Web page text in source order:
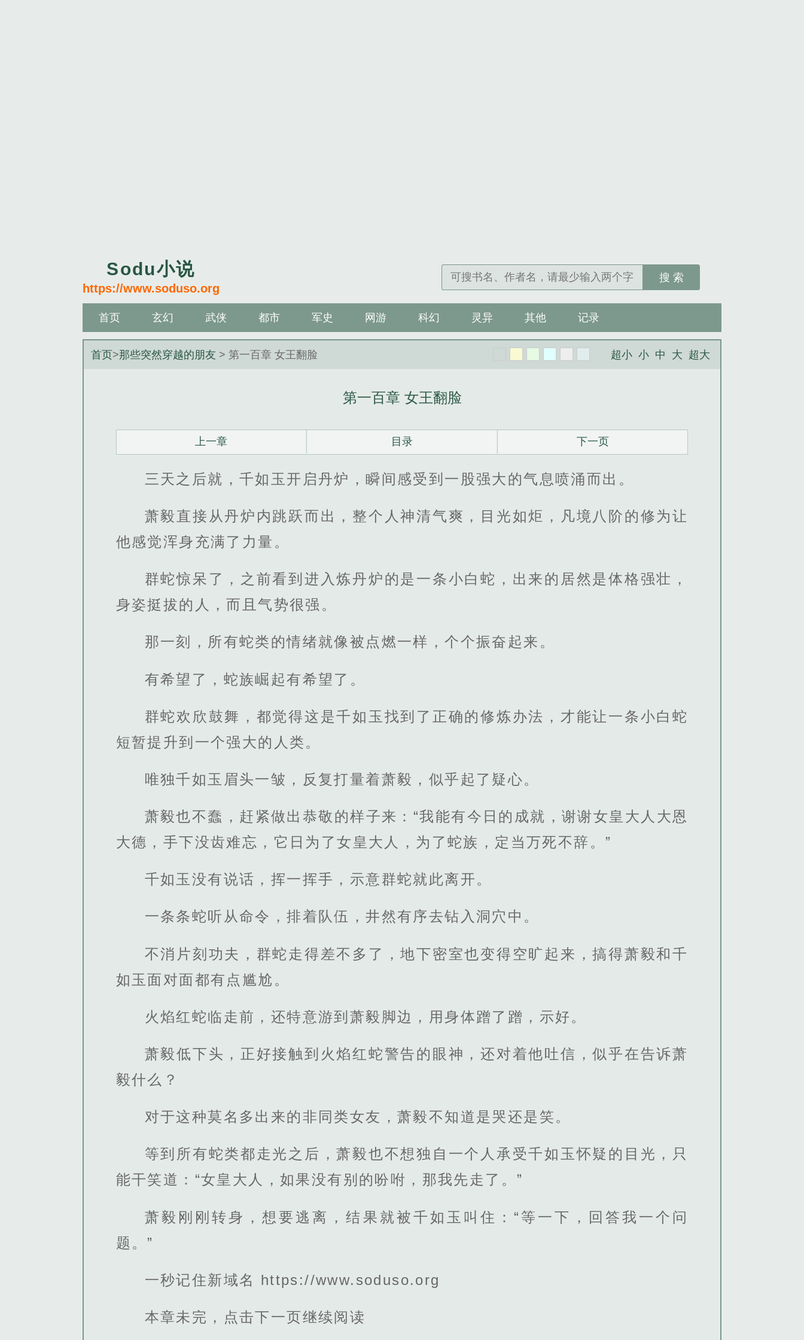
Sodu小说
https://www.soduso.org
搜 索
首页 玄幻 武侠 都市 军史 网游 科幻 灵异 其他 记录
首页>那些突然穿越的朋友 > 第一百章 女王翻脸 超小 小 中 大 超大
第一百章 女王翻脸
上一章 目录 下一页
三天之后就，千如玉开启丹炉，瞬间感受到一股强大的气息喷涌而出。
萧毅直接从丹炉内跳跃而出，整个人神清气爽，目光如炬，凡境八阶的修为让
他感觉浑身充满了力量。
群蛇惊呆了，之前看到进入炼丹炉的是一条小白蛇，出来的居然是体格强壮，
身姿挺拔的人，而且气势很强。
那一刻，所有蛇类的情绪就像被点燃一样，个个振奋起来。
有希望了，蛇族崛起有希望了。
群蛇欢欣鼓舞，都觉得这是千如玉找到了正确的修炼办法，才能让一条小白蛇
短暂提升到一个强大的人类。
唯独千如玉眉头一皱，反复打量着萧毅，似乎起了疑心。
萧毅也不蠢，赶紧做出恭敬的样子来：“我能有今日的成就，谢谢女皇大人大恩
大德，手下没齿难忘，它日为了女皇大人，为了蛇族，定当万死不辞。”
千如玉没有说话，挥一挥手，示意群蛇就此离开。
一条条蛇听从命令，排着队伍，井然有序去钻入洞穴中。
不消片刻功夫，群蛇走得差不多了，地下密室也变得空旷起来，搞得萧毅和千
如玉面对面都有点尴尬。
火焰红蛇临走前，还特意游到萧毅脚边，用身体蹭了蹭，示好。
萧毅低下头，正好接触到火焰红蛇警告的眼神，还对着他吐信，似乎在告诉萧
毅什么？
对于这种莫名多出来的非同类女友，萧毅不知道是哭还是笑。
等到所有蛇类都走光之后，萧毅也不想独自一个人承受千如玉怀疑的目光，只
能干笑道：“女皇大人，如果没有别的吩咐，那我先走了。”
萧毅刚刚转身，想要逃离，结果就被千如玉叫住：“等一下，回答我一个问
题。”
一秒记住新域名 https://www.soduso.org
本章未完，点击下一页继续阅读